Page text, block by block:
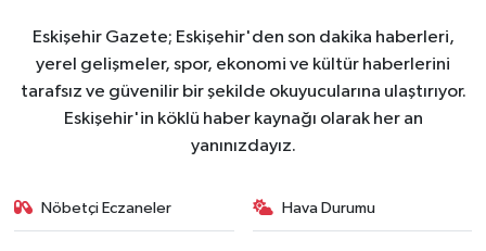
Eskişehir Gazete; Eskişehir'den son dakika haberleri,
yerel gelişmeler, spor, ekonomi ve kültür haberlerini
tarafsız ve güvenilir bir şekilde okuyucularına ulaştırıyor.
Eskişehir'in köklü haber kaynağı olarak her an
yanınızdayız.
Nöbetçi Eczaneler Hava Durumu